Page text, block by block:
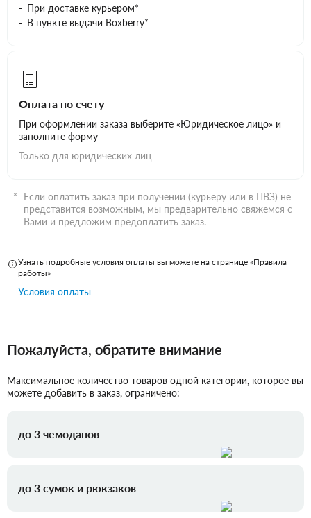
При доставке курьером*
В пункте выдачи Boxberry*
Оплата по счету
При оформлении заказа выберите «Юридическое лицо» и
заполните форму
Только для юридических лиц
Если оплатить заказ при получении (курьеру или в ПВЗ) не
представится возможным, мы предварительно свяжемся с
Вами и предложим предоплатить заказ.
Узнать подробные условия оплаты вы можете на странице «Правила
работы»
Условия оплаты
Пожалуйста, обратите внимание
Максимальное количество товаров одной категории, которое вы
можете добавить в заказ, ограничено:
до 3 чемоданов
до 3 сумок и рюкзаков